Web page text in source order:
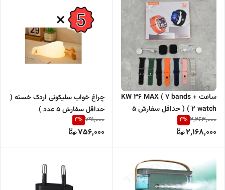
ساعت KW 36 MAX ( 7 bands +
2 watch ) ( حداقل سفارش 5
عدد )
2,263,000
4%
2,168,000
چراغ خواب سلیکونی اردک خسته (
حداقل سفارش 5 عدد )
791,000
4%
756,000